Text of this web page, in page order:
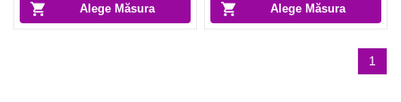
Alege Măsura Alege Măsura
1